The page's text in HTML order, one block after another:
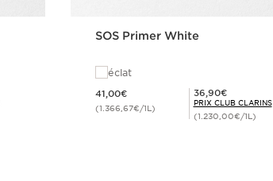
SOS Primer White
éclat
41,00€
(1.366,67€/1L)
Prix Club Clarins 36,90€
36,90€
PRIX CLUB CLARINS
(1.230,00€/1L)